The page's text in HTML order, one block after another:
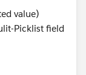
value)
Picklist field